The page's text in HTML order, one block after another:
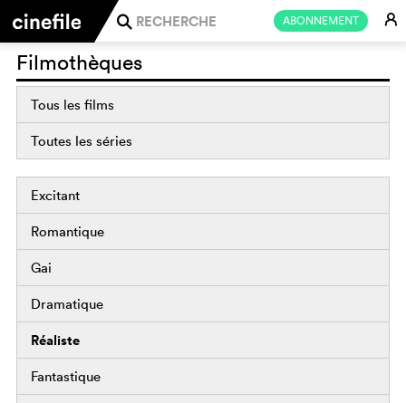
ABONNEMENT E
j
Filmothèques
Tous les films
Toutes les séries
Excitant
Romantique
Gai
Dramatique
Réaliste
Fantastique